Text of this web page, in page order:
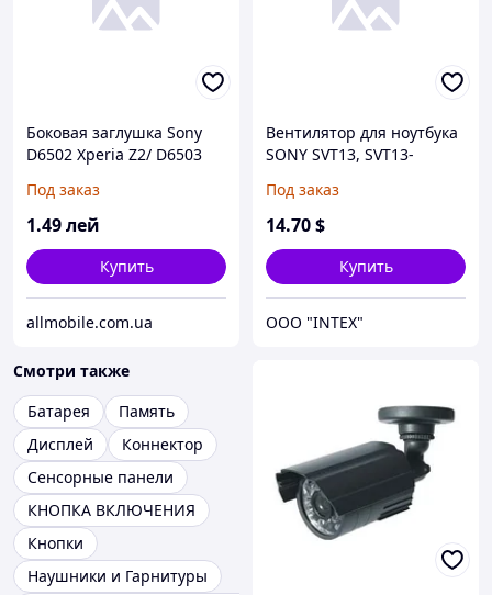
Боковая заглушка Sony
D6502 Xperia Z2/ D6503
комплект 2шт.)*
Под заказ
1.49лей
Купить
allmobile.com.ua
Вентилятор для ноутбука
SONY SVT13, SVT13-
(KSB05105HB) (Кулер)
Под заказ
14.70$
Купить
OOO "INTEX"
Смотри также
Батарея
Память
Дисплей
Коннектор
Сенсорные панели
КНОПКА ВКЛЮЧЕНИЯ
Кнопки
Наушники и Гарнитуры